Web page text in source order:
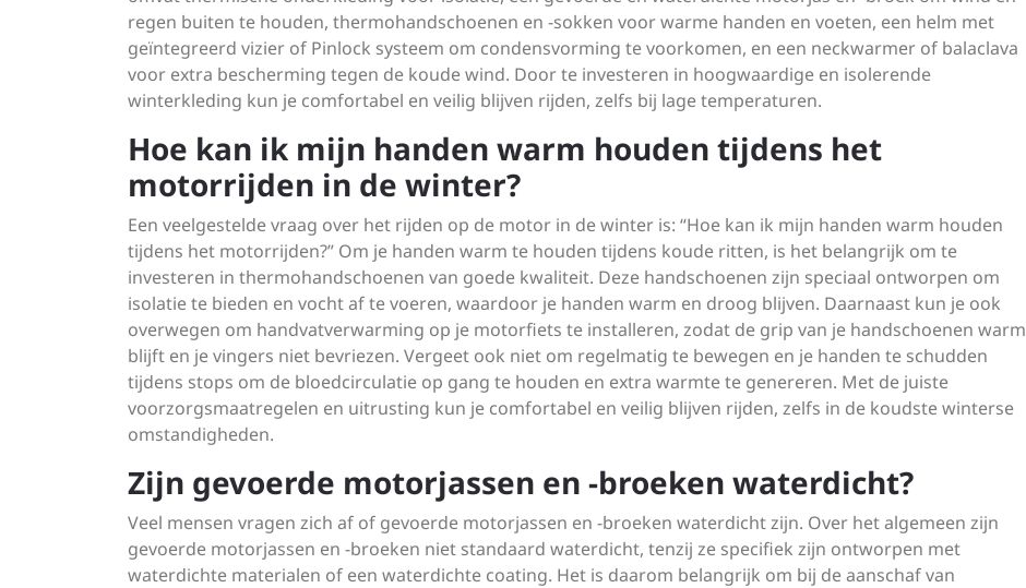
regen buiten te houden, thermohandschoenen en -sokken voor warme handen en voeten, een helm met
geïntegreerd vizier of Pinlock systeem om condensvorming te voorkomen, en een neckwarmer of balaclava
voor extra bescherming tegen de koude wind. Door te investeren in hoogwaardige en isolerende
winterkleding kun je comfortabel en veilig blijven rijden, zelfs bij lage temperaturen.
Hoe kan ik mijn handen warm houden tijdens het
motorrijden in de winter?
Een veelgestelde vraag over het rijden op de motor in de winter is: “Hoe kan ik mijn handen warm houden
tijdens het motorrijden?” Om je handen warm te houden tijdens koude ritten, is het belangrijk om te
investeren in thermohandschoenen van goede kwaliteit. Deze handschoenen zijn speciaal ontworpen om
isolatie te bieden en vocht af te voeren, waardoor je handen warm en droog blijven. Daarnaast kun je ook
overwegen om handvatverwarming op je motorfiets te installeren, zodat de grip van je handschoenen warm
blijft en je vingers niet bevriezen. Vergeet ook niet om regelmatig te bewegen en je handen te schudden
tijdens stops om de bloedcirculatie op gang te houden en extra warmte te genereren. Met de juiste
voorzorgsmaatregelen en uitrusting kun je comfortabel en veilig blijven rijden, zelfs in de koudste winterse
omstandigheden.
Zijn gevoerde motorjassen en -broeken waterdicht?
Veel mensen vragen zich af of gevoerde motorjassen en -broeken waterdicht zijn. Over het algemeen zijn
gevoerde motorjassen en -broeken niet standaard waterdicht, tenzij ze specifiek zijn ontworpen met
waterdichte materialen of een waterdichte coating. Het is daarom belangrijk om bij de aanschaf van